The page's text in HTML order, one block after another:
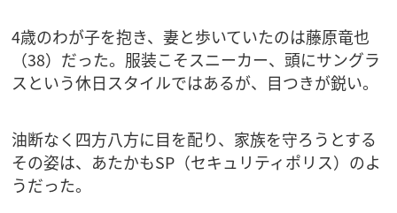
4歳のわが子を抱き、妻と歩いていたのは藤原竜也
（38）だった。服装こそスニーカー、頭にサングラ
スという休日スタイルではあるが、目つきが鋭い。
油断なく四方八方に目を配り、家族を守ろうとする
その姿は、あたかもSP（セキュリティポリス）のよ
うだった。